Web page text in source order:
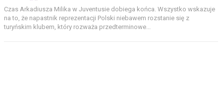
Czas Arkadiusza Milika w Juventusie dobiega końca. Wszystko wskazuje
na to, że napastnik reprezentacji Polski niebawem rozstanie się z
turyńskim klubem, który rozważa przedterminowe...